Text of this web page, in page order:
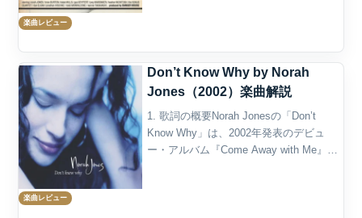
楽曲レビュー
楽曲レビュー
Don’t Know Why by Norah
Jones（2002）楽曲解説
1. 歌詞の概要Norah Jonesの「Don’t
Know Why」は、2002年発表のデビュ
ー・アルバム『Come Away with Me』の